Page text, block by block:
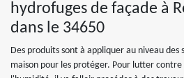
hydrofuges de façade à
dans le 34650
Des produits sont à appliquer au niveau des
maison pour les protéger. Pour lutter contre